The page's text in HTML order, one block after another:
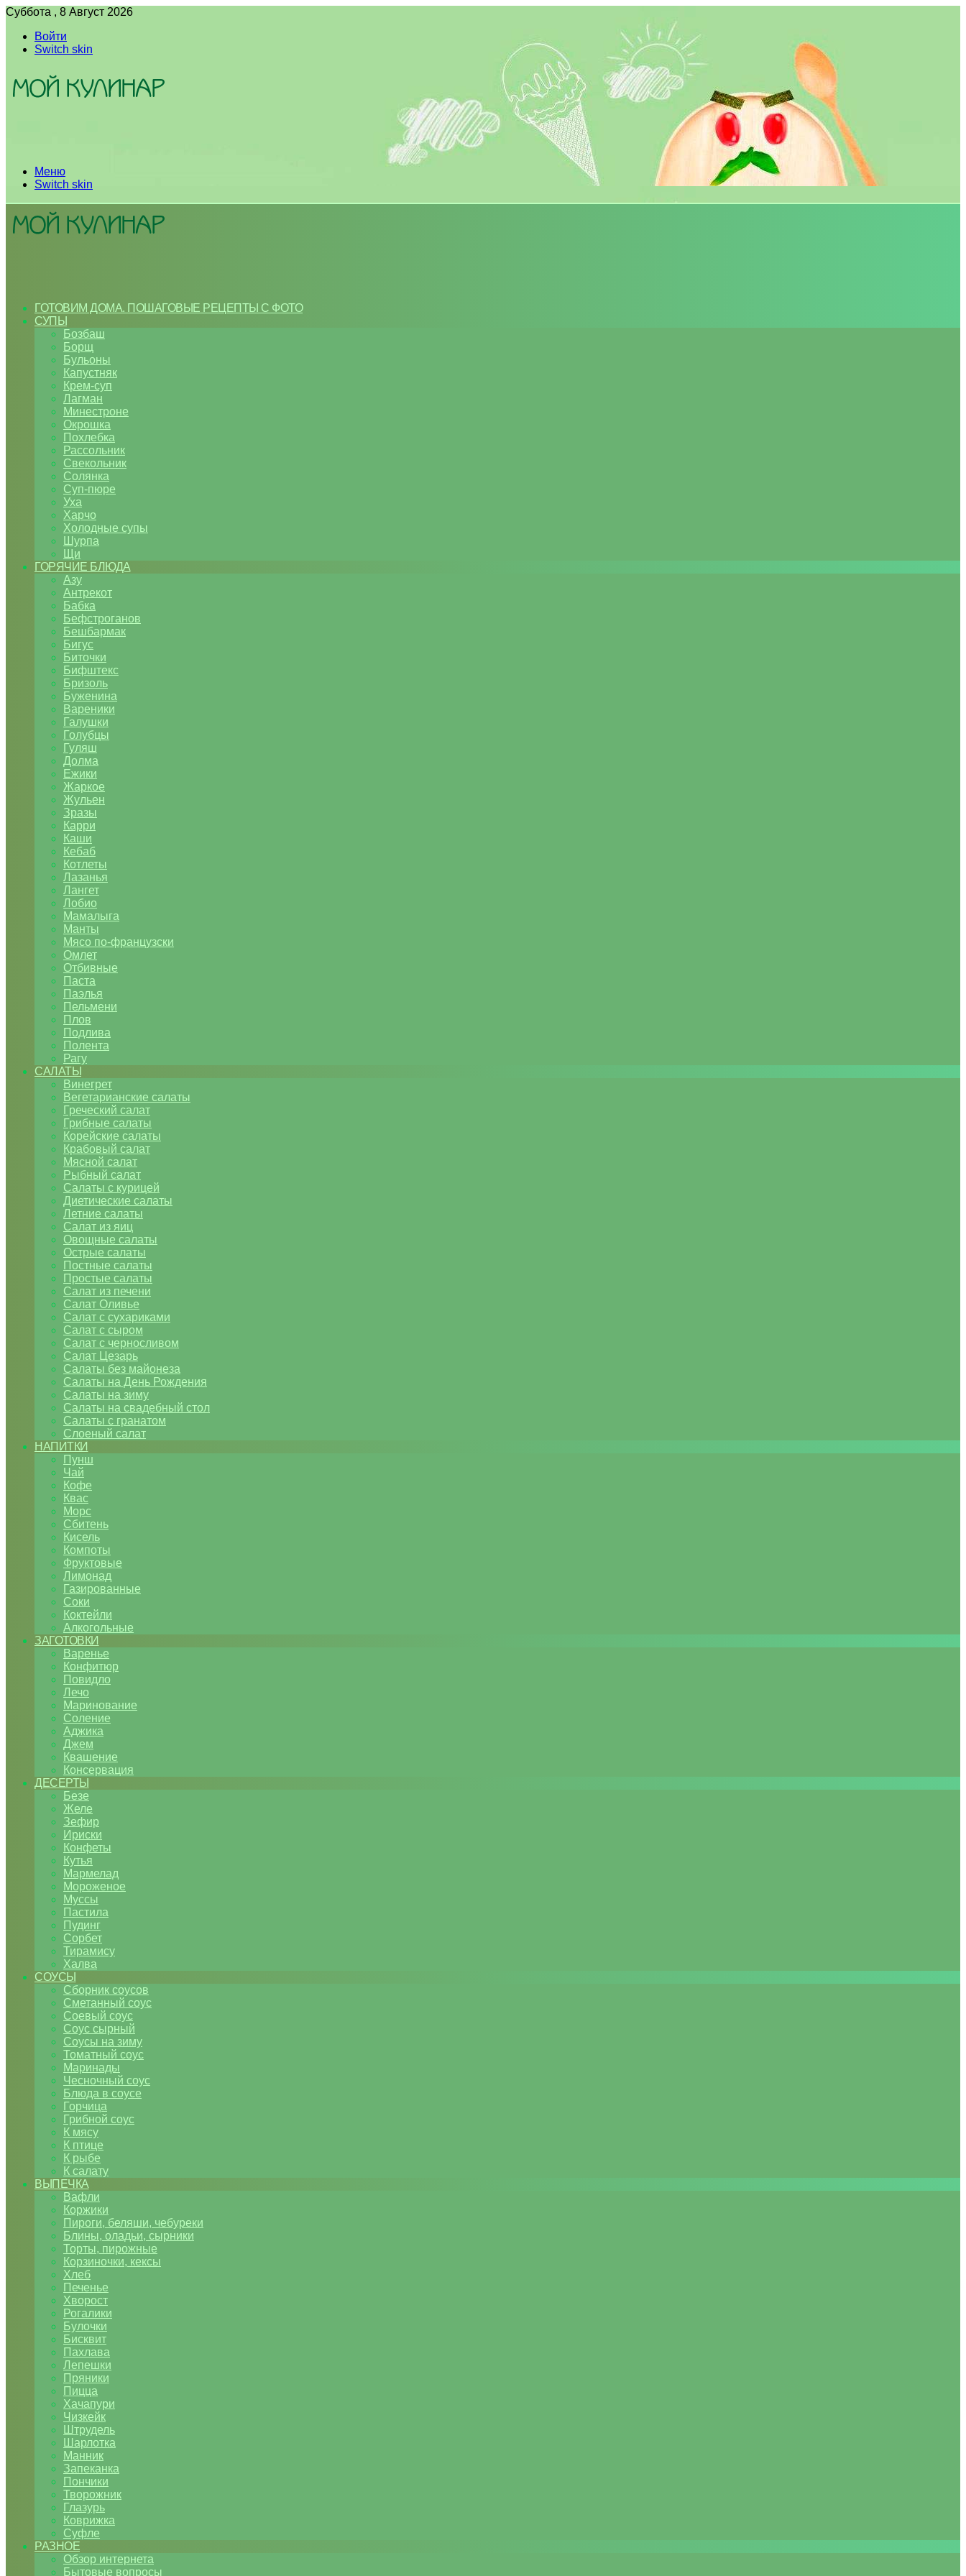
Суббота , 8 Август 2026
Войти
Switch skin
Меню
Switch skin
ГОТОВИМ ДОМА. ПОШАГОВЫЕ РЕЦЕПТЫ С ФОТО
СУПЫ
Бозбаш
Борщ
Бульоны
Капустняк
Крем-суп
Лагман
Минестроне
Окрошка
Похлебка
Рассольник
Свекольник
Солянка
Суп-пюре
Уха
Харчо
Холодные супы
Шурпа
Щи
ГОРЯЧИЕ БЛЮДА
Азу
Антрекот
Бабка
Бефстроганов
Бешбармак
Бигус
Биточки
Бифштекс
Бризоль
Буженина
Вареники
Галушки
Голубцы
Гуляш
Долма
Ежики
Жаркое
Жульен
Зразы
Карри
Каши
Кебаб
Котлеты
Лазанья
Лангет
Лобио
Мамалыга
Манты
Мясо по-французски
Омлет
Отбивные
Паста
Паэлья
Пельмени
Плов
Подлива
Полента
Рагу
САЛАТЫ
Винегрет
Вегетарианские салаты
Греческий салат
Грибные салаты
Корейские салаты
Крабовый салат
Мясной салат
Рыбный салат
Салаты с курицей
Диетические салаты
Летние салаты
Салат из яиц
Овощные салаты
Острые салаты
Постные салаты
Простые салаты
Салат из печени
Салат Оливье
Салат с сухариками
Салат с сыром
Салат с черносливом
Салат Цезарь
Салаты без майонеза
Салаты на День Рождения
Салаты на зиму
Салаты на свадебный стол
Салаты с гранатом
Слоеный салат
НАПИТКИ
Пунш
Чай
Кофе
Квас
Морс
Сбитень
Кисель
Компоты
Фруктовые
Лимонад
Газированные
Соки
Коктейли
Алкогольные
ЗАГОТОВКИ
Варенье
Конфитюр
Повидло
Лечо
Маринование
Соление
Аджика
Джем
Квашение
Консервация
ДЕСЕРТЫ
Безе
Желе
Зефир
Ириски
Конфеты
Кутья
Мармелад
Мороженое
Муссы
Пастила
Пудинг
Сорбет
Тирамису
Халва
СОУСЫ
Сборник соусов
Сметанный соус
Соевый соус
Соус сырный
Соусы на зиму
Томатный соус
Маринады
Чесночный соус
Блюда в соусе
Горчица
Грибной соус
К мясу
К птице
К рыбе
К салату
ВЫПЕЧКА
Вафли
Коржики
Пироги, беляши, чебуреки
Блины, оладьи, сырники
Торты, пирожные
Корзиночки, кексы
Хлеб
Печенье
Хворост
Рогалики
Булочки
Бисквит
Пахлава
Лепешки
Пряники
Пицца
Хачапури
Чизкейк
Штрудель
Шарлотка
Манник
Запеканка
Пончики
Творожник
Глазурь
Коврижка
Суфле
РАЗНОЕ
Обзор интернета
Бытовые вопросы